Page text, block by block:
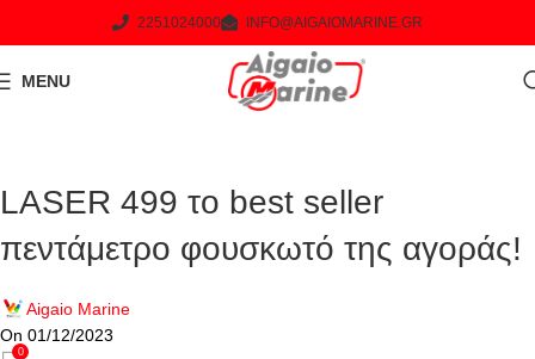
2251024000 INFO@AIGAIOMARINE.GR
MENU
LASER 499 το best seller
πεντάμετρο φουσκωτό της αγοράς!
Aigaio Marine
On 01/12/2023
0